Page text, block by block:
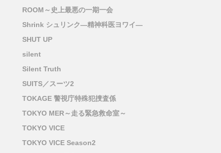
ROOM～史上最悪の一期一会
Shrink シュリンク―精神科医ヨワイ―
SHUT UP
silent
Silent Truth
SUITS／スーツ2
TOKAGE 警視庁特殊犯捜査係
TOKYO MER～走る緊急救命室～
TOKYO VICE
TOKYO VICE Season2